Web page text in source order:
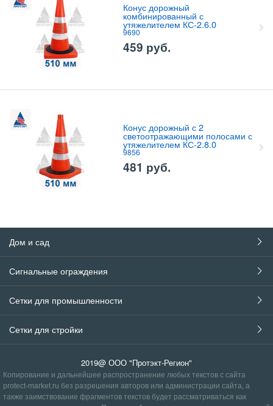
Конус дорожный
комбинированный с
утяжелителем КС-2.6.0
9690
459 руб.
Конус дорожный с 2
светоотражающими полосами с
утяжелителем КС-2.8.0
9856
481 руб.
Дом и сад
Сигнальные ограждения
Сетки для промышленности
Сетки для стройки
2019@ ООО "Протэкт-Регион"
Копирование и дальнейшее распространение любых текстов с сайта
protect-market.ru без разрешения авторов или администрации сайта, а
также заимствование фрагментов текстов будет рассматриваться как